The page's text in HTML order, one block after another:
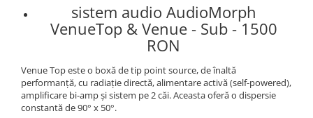
CD Playere DJ
Console DJ
Genti pentru DJ
Mixere DJ
Platane DJ
sistem audio AudioMorph
VenueTop & Venue - Sub - 1500
RON
Venue Top este o boxă de tip point source, de înaltă
performanță, cu radiație directă, alimentare activă (self-powered),
amplificare bi-amp și sistem pe 2 căi. Aceasta oferă o dispersie
constantă de 90° x 50°.